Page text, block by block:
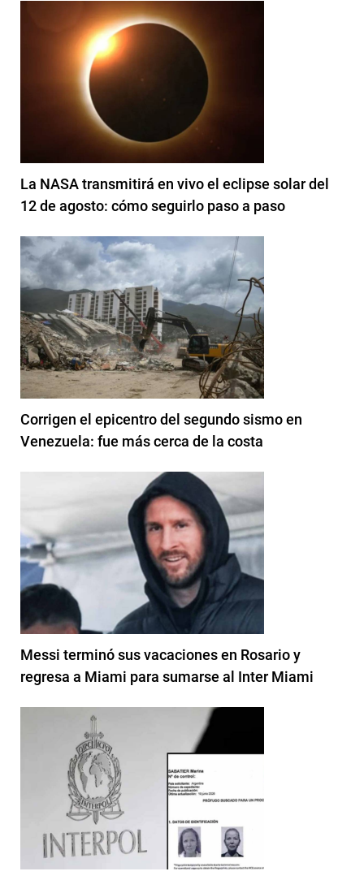
La NASA transmitirá en vivo el eclipse solar del
12 de agosto: cómo seguirlo paso a paso
Corrigen el epicentro del segundo sismo en
Venezuela: fue más cerca de la costa
Messi terminó sus vacaciones en Rosario y
regresa a Miami para sumarse al Inter Miami